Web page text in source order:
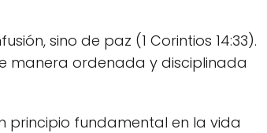
sino de paz (1 Corintios 14:33).
manera ordenada y disciplinada
principio fundamental en la vida